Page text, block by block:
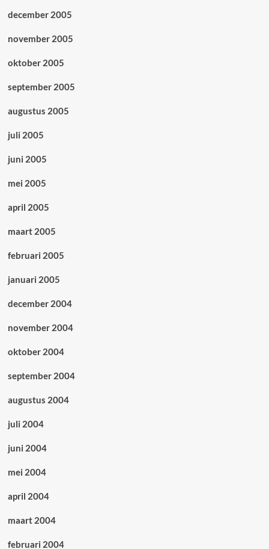
december 2005
november 2005
oktober 2005
september 2005
augustus 2005
juli 2005
juni 2005
mei 2005
april 2005
maart 2005
februari 2005
januari 2005
december 2004
november 2004
oktober 2004
september 2004
augustus 2004
juli 2004
juni 2004
mei 2004
april 2004
maart 2004
februari 2004